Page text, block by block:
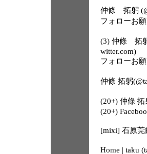
仲條 拓躬
フォローお
(3) 仲條 拓
witter.com)
フォローお
仲條 拓躬
(20+) 仲條 拓
(20+)
[mixi] 石原莞
Home | taku